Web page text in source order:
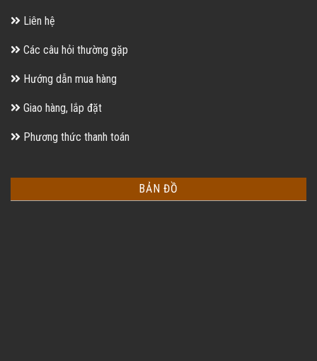
Liên hệ
Các câu hỏi thường gặp
Hướng dẫn mua hàng
Giao hàng, lắp đặt
Phương thức thanh toán
BẢN ĐỒ